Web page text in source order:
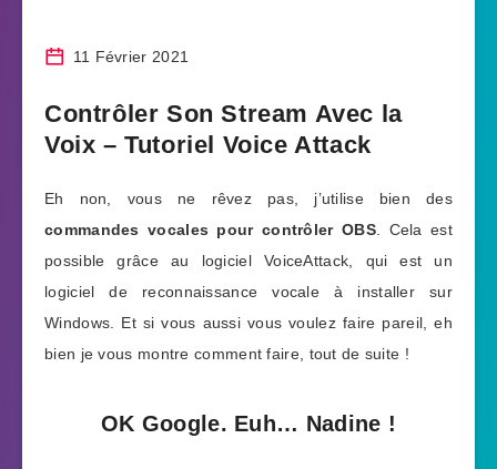
11 Février 2021
Contrôler Son Stream Avec la
Voix – Tutoriel Voice Attack
Eh non, vous ne rêvez pas, j’utilise bien des
commandes vocales pour contrôler OBS. Cela est
possible grâce au logiciel VoiceAttack, qui est un
logiciel de reconnaissance vocale à installer sur
Windows. Et si vous aussi vous voulez faire pareil, eh
bien je vous montre comment faire, tout de suite !
OK Google. Euh… Nadine !